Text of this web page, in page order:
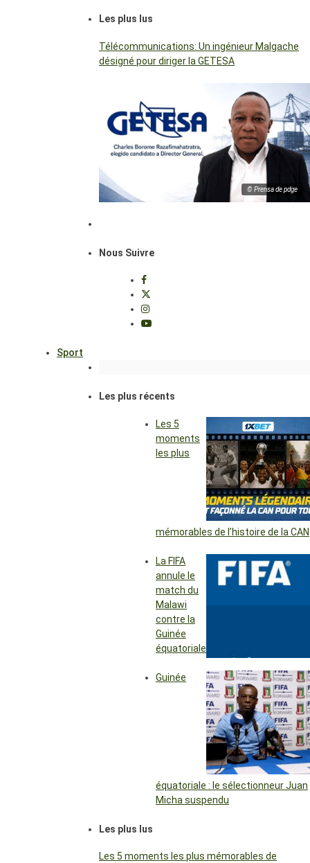
Les plus lus
Télécommunications: Un ingénieur Malgache
désigné pour diriger la GETESA
© Prensa de pdge
Nous Suivre
Sport
Les plus récents
Les 5
moments
les plus
mémorables de l’histoire de la CAN
La FIFA
annule le
match du
Malawi
contre la
Guinée
équatoriale
Guinée
équatoriale : le sélectionneur Juan
Micha suspendu
Les plus lus
Les 5 moments les plus mémorables de